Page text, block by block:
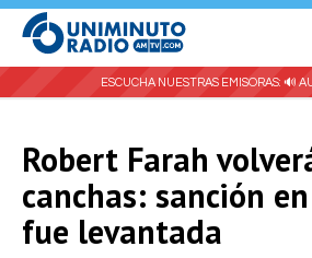
ESCUCHA NUESTRAS EMISORAS: 🔊
Robert Farah
canchas: sanción
fue levantada